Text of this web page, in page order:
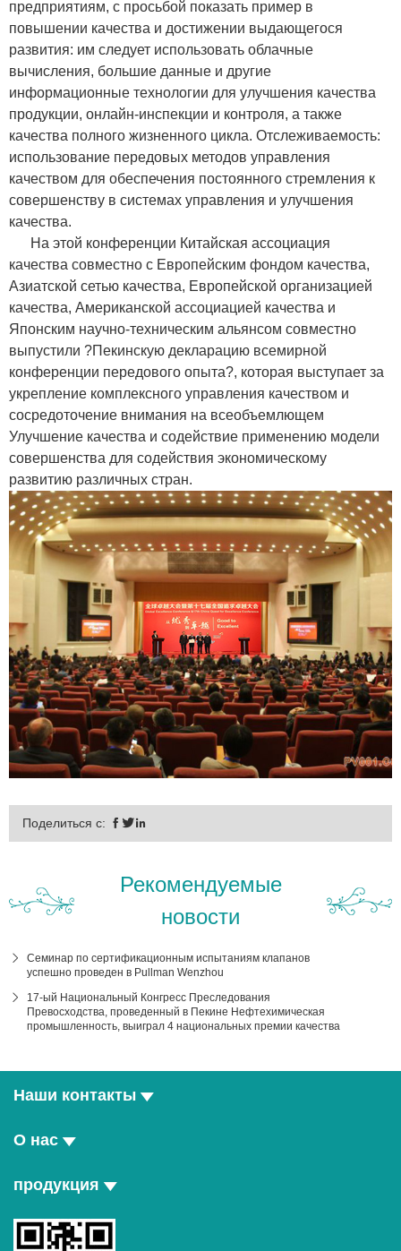
предприятиям, с просьбой показать пример в
повышении качества и достижении выдающегося
развития: им следует использовать облачные
вычисления, большие данные и другие
информационные технологии для улучшения качества
продукции, онлайн-инспекции и контроля, а также
качества полного жизненного цикла. Отслеживаемость:
использование передовых методов управления
качеством для обеспечения постоянного стремления к
совершенству в системах управления и улучшения
качества.
На этой конференции Китайская ассоциация
качества совместно с Европейским фондом качества,
Азиатской сетью качества, Европейской организацией
качества, Американской ассоциацией качества и
Японским научно-техническим альянсом совместно
выпустили ?Пекинскую декларацию всемирной
конференции передового опыта?, которая выступает за
укрепление комплексного управления качеством и
сосредоточение внимания на всеобъемлющем
Улучшение качества и содействие применению модели
совершенства для содействия экономическому
развитию различных стран.
Поделиться с:  
Рекомендуемые
новости
Семинар по сертификационным испытаниям клапанов
успешно проведен в Pullman Wenzhou
17-ый Национальный Конгресс Преследования
Превосходства, проведенный в Пекине Нефтехимическая
промышленность, выиграл 4 национальных премии качества
Наши контакты
О нас
продукция